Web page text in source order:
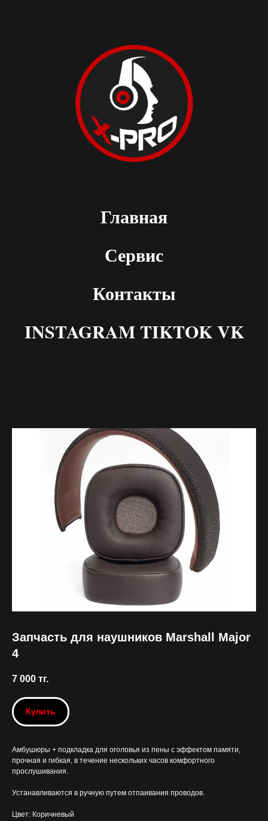
Главная
Сервис
Контакты
INSTAGRAM TIKTOK VK
Запчасть для наушников Marshall Major
4
7 000 тг.
Купить
Амбушюры + подкладка для оголовья из пены с эффектом памяти,
прочная и гибкая, в течение нескольких часов комфортного
прослушивания.
Устанавливаются в ручную путем отпаивания проводов.
Цвет: Коричневый